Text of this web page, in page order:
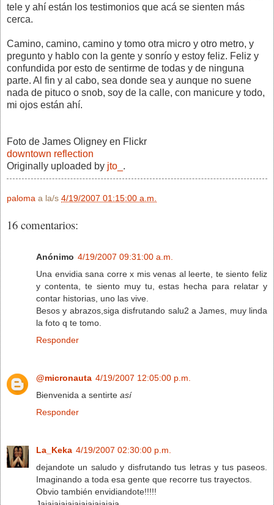
tele y ahí están los testimonios que acá se sienten más
cerca.
Camino, camino, camino y tomo otra micro y otro metro, y
pregunto y hablo con la gente y sonrío y estoy feliz. Feliz y
confundida por esto de sentirme de todas y de ninguna
parte. Al fin y al cabo, sea donde sea y aunque no suene
nada de pituco o snob, soy de la calle, con manicure y todo,
mi ojos están ahí.
Foto de James Oligney en Flickr
downtown reflection
Originally uploaded by jto_ .
paloma a la/s 4/19/2007 01:15:00 a.m.
16 comentarios:
Anónimo 4/19/2007 09:31:00 a.m.
Una envidia sana corre x mis venas al leerte, te siento feliz
y contenta, te siento muy tu, estas hecha para relatar y
contar historias, uno las vive.
Besos y abrazos,siga disfrutando salu2 a James, muy linda
la foto q te tomo.
Responder
@micronauta 4/19/2007 12:05:00 p.m.
Bienvenida a sentirte así
Responder
La_Keka 4/19/2007 02:30:00 p.m.
dejandote un saludo y disfrutando tus letras y tus paseos.
Imaginando a toda esa gente que recorre tus trayectos.
Obvio también envidiandote!!!!!